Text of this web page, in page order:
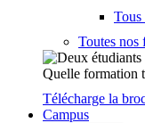
Tous
Toutes nos
Quelle formation
Télécharge la
Campus